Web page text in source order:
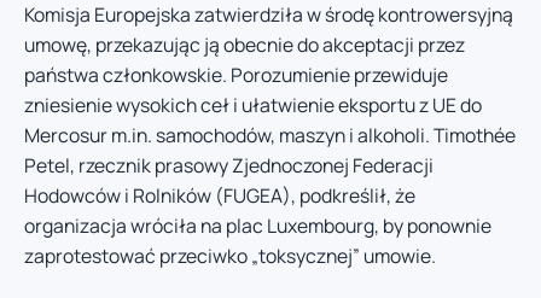
Komisja Europejska zatwierdziła w środę kontrowersyjną
umowę, przekazując ją obecnie do akceptacji przez
państwa członkowskie. Porozumienie przewiduje
zniesienie wysokich ceł i ułatwienie eksportu z UE do
Mercosur m.in. samochodów, maszyn i alkoholi. Timothée
Petel, rzecznik prasowy Zjednoczonej Federacji
Hodowców i Rolników (FUGEA), podkreślił, że
organizacja wróciła na plac Luxembourg, by ponownie
zaprotestować przeciwko „toksycznej” umowie.